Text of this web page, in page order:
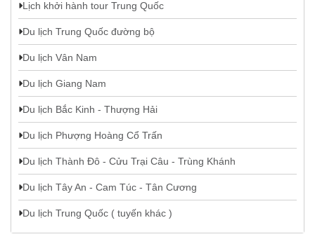
Lịch khởi hành tour Trung Quốc
Du lịch Trung Quốc đường bộ
Du lịch Vân Nam
Du lịch Giang Nam
Du lịch Bắc Kinh - Thượng Hải
Du lịch Phượng Hoàng Cổ Trấn
Du lịch Thành Đô - Cửu Trại Câu - Trùng Khánh
Du lịch Tây An - Cam Túc - Tân Cương
Du lịch Trung Quốc ( tuyến khác )